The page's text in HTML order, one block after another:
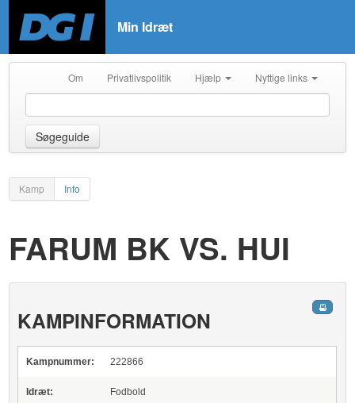
Min Idræt
Om Privatlivspolitik Hjælp Nyttige links
Søgeguide
Kamp Info
FARUM BK VS. HUI
KAMPINFORMATION
Kampnummer: 222866
Idræt: Fodbold